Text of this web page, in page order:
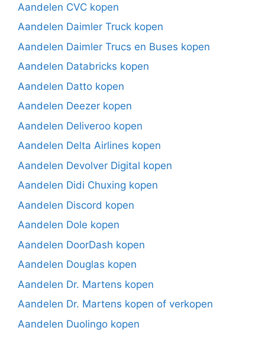
Aandelen CVC kopen
Aandelen Daimler Truck kopen
Aandelen Daimler Trucs en Buses kopen
Aandelen Databricks kopen
Aandelen Datto kopen
Aandelen Deezer kopen
Aandelen Deliveroo kopen
Aandelen Delta Airlines kopen
Aandelen Devolver Digital kopen
Aandelen Didi Chuxing kopen
Aandelen Discord kopen
Aandelen Dole kopen
Aandelen DoorDash kopen
Aandelen Douglas kopen
Aandelen Dr. Martens kopen
Aandelen Dr. Martens kopen of verkopen
Aandelen Duolingo kopen